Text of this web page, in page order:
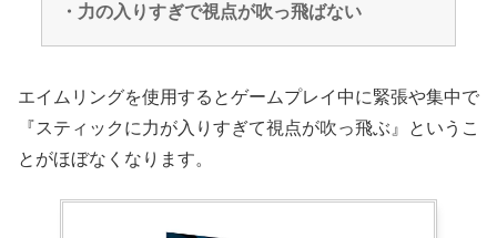
・力の入りすぎで視点が吹っ飛ばない
エイムリングを使用するとゲームプレイ中に緊張や集中で
『スティックに力が入りすぎて視点が吹っ飛ぶ』というこ
とがほぼなくなります。